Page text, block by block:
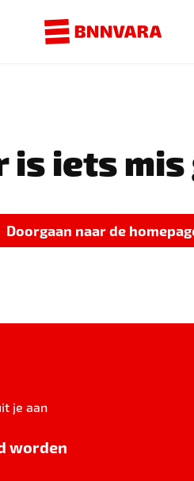
is iets mis
Doorgaan naar de
je aan
worden